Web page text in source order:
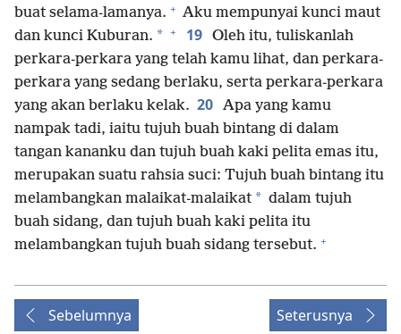
buat selama-lamanya. + Aku mempunyai kunci maut
dan kunci Kuburan. * + 19 Oleh itu, tuliskanlah
perkara-perkara yang telah kamu lihat, dan perkara-
perkara yang sedang berlaku, serta perkara-perkara
yang akan berlaku kelak. 20 Apa yang kamu
nampak tadi, iaitu tujuh buah bintang di dalam
tangan kananku dan tujuh buah kaki pelita emas itu,
merupakan suatu rahsia suci: Tujuh buah bintang itu
melambangkan malaikat-malaikat * dalam tujuh
buah sidang, dan tujuh buah kaki pelita itu
melambangkan tujuh buah sidang tersebut. +
Sebelumnya Seterusnya